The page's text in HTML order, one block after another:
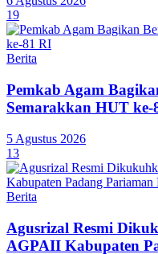
19
Berita
Pemkab Agam
Semarakkan HUT ke-
5 Agustus 2026
13
Berita
Agusrizal Resmi
AGPAII Kabupaten